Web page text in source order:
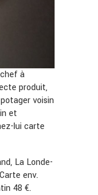
à
produit,
voisin
et
lui carte
La Londe-
env.
48 €.